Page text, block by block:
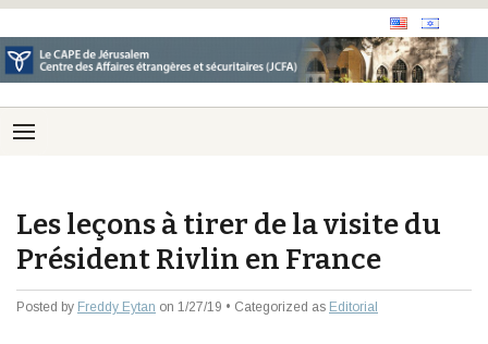
Les leçons à tirer de la visite du
Président Rivlin en France
Posted by Freddy Eytan on 1/27/19 • Categorized as Editorial